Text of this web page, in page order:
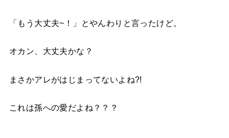
「もう大丈夫~！」とやんわりと言ったけど。
オカン、大丈夫かな？
まさかアレがはじまってないよね?!
これは孫への愛だよね？？？